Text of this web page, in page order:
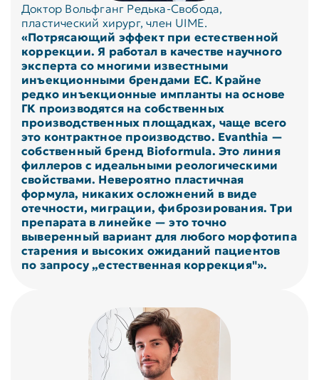
Доктор Вольфганг Редька-Свобода,
пластический хирург, член UIME.
«Потрясающий эффект при естественной
коррекции. Я работал в качестве научного
эксперта со многими известными
инъекционными брендами ЕС. Крайне
редко инъекционные импланты на основе
ГК производятся на собственных
производственных площадках, чаще всего
это контрактное производство. Evanthia —
собственный бренд Bioformula. Это линия
филлеров с идеальными реологическими
свойствами. Невероятно пластичная
формула, никаких осложнений в виде
отечности, миграции, фиброзирования. Три
препарата в линейке — это точно
выверенный вариант для любого морфотипа
старения и высоких ожиданий пациентов
по запросу „естественная коррекция"».